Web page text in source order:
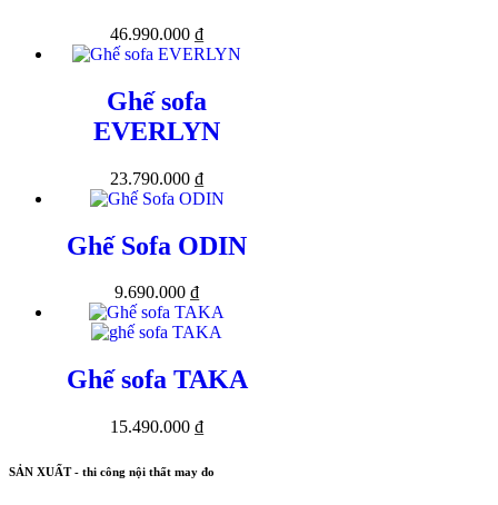
46.990.000 ₫
Ghế sofa
EVERLYN
23.790.000 ₫
Ghế Sofa ODIN
9.690.000 ₫
Ghế sofa TAKA
15.490.000 ₫
SẢN XUẤT - thi công nội thất may đo